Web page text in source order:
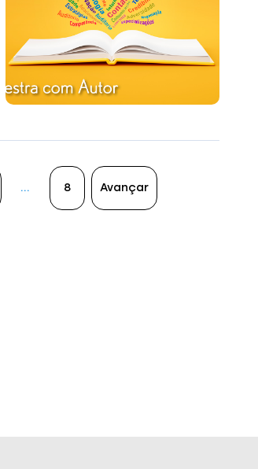
… 8 Avançar